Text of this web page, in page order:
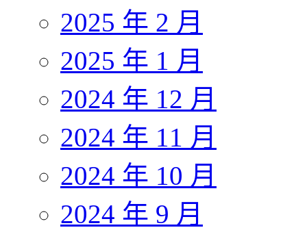
2025 年 2 月
2025 年 1 月
2024 年 12 月
2024 年 11 月
2024 年 10 月
2024 年 9 月